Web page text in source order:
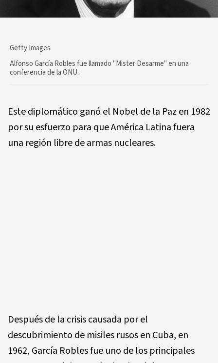
Getty Images
Alfonso García Robles fue llamado "Mister Desarme" en una
conferencia de la ONU.
Este diplomático ganó el Nobel de la Paz en 1982
por su esfuerzo para que América Latina fuera
una región libre de armas nucleares.
Después de la crisis causada por el
descubrimiento de misiles rusos en Cuba, en
1962, García Robles fue uno de los principales